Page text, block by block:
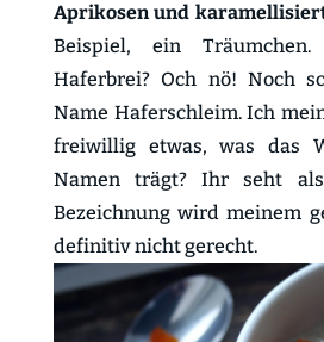
Aprikosen und
Beispiel, ein
Haferbrei? Och nö! Noch
Name Haferschleim. Ich
freiwillig etwas, was das
Namen trägt? Ihr seht
Bezeichnung wird meinem
definitiv nicht gerecht.